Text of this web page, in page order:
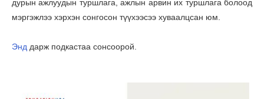
дурын ажлуудын туршлага, ажлын арвин их туршлага болоод
мэргэжлээ хэрхэн сонгосон түүхээсээ хуваалцсан юм.
Энд дарж подкастаа сонсоорой.